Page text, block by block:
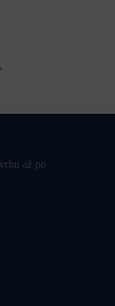
až po